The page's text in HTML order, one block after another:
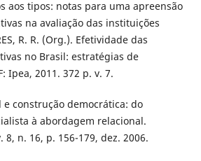
aos tipos: notas para uma apreensão
na avaliação das instituições
R. R. (Org.). Efetividade das
no Brasil: estratégias de
Ipea, 2011. 372 p. v. 7.
e construção democrática: do
à abordagem relacional.
8, n. 16, p. 156-179, dez. 2006.